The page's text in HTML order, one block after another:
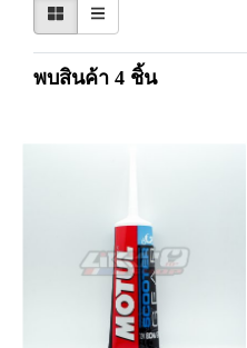
พบสินค้า 4 ชิ้น